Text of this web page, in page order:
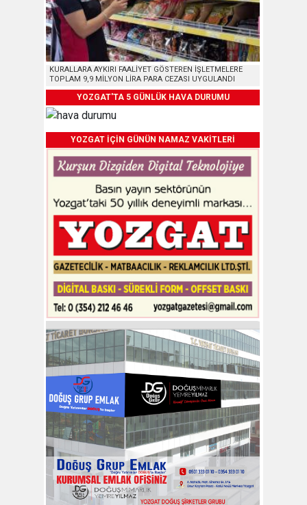
KURALLARA AYKIRI FAALİYET GÖSTEREN İŞLETMELERE
TOPLAM 9,9 MİLYON LİRA PARA CEZASI UYGULANDI
YOZGAT'TA 5 GÜNLÜK HAVA DURUMU
YOZGAT İÇİN GÜNÜN NAMAZ VAKİTLERİ